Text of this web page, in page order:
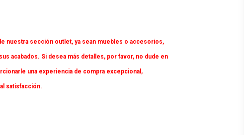
nuestra sección outlet, ya sean muebles o accesorios,
acabados. Si desea más detalles, por favor, no dude en
una experiencia de compra excepcional,
satisfacción.